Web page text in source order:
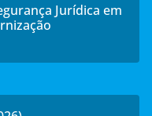
Jurídica em